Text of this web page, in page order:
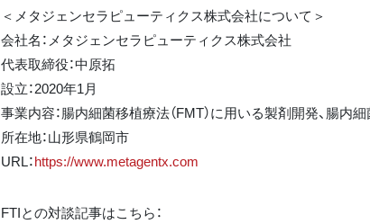
＜メタジェンセラピューティクス株式会社について＞
会社名：メタジェンセラピューティクス株式会社
代表取締役：中原拓
設立：2020年1月
事業内容：腸内細菌移植療法（FMT）に用いる製剤開発、腸
所在地：山形県鶴岡市
URL：https://www.metagentx.com
FTIとの対談記事はこちら：